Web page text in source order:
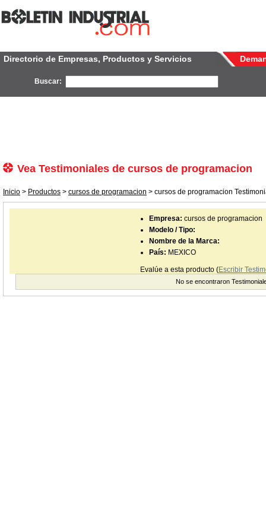
Directorio de Empresas, Productos y Servicios
Buscar:
Vea Testimoniales de cursos de programacion
Inicio > Productos > cursos de programacion > cursos de programacion
Empresa: cursos de programacion
Modelo / Tipo:
Nombre de la Marca:
País: MEXICO
Evalúe a esta producto (Escribir
No se encontraron